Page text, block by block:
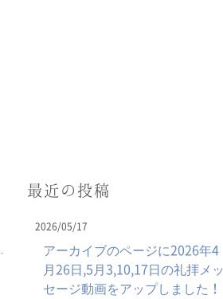
最近の投稿
2026/05/17
アーカイブのページに2026年4
月26日,5月3,10,17日の礼拝メッ
セージ動画をアップしました！